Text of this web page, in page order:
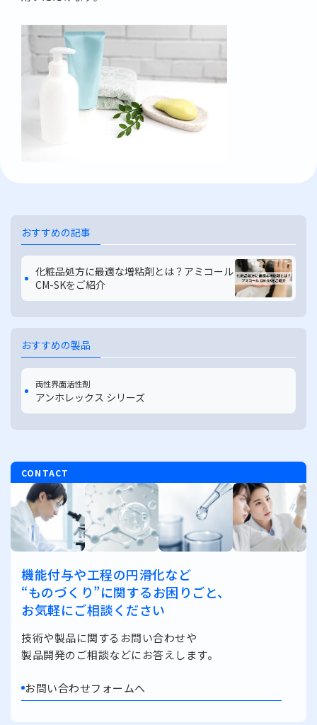
おすすめの記事
化粧品処方に最適な増粘剤とは？アミコール
CM-SKをご紹介
おすすめの製品
両性界面活性剤
アンホレックス シリーズ
CONTACT
機能付与や工程の円滑化など
“ものづくり”に関するお困りごと、
お気軽にご相談ください
技術や製品に関するお問い合わせや
製品開発のご相談などにお答えします。
お問い合わせフォームへ